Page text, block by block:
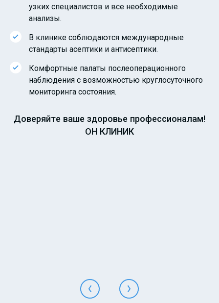
узких специалистов и все необходимые
анализы.
В клинике соблюдаются международные
стандарты асептики и антисептики.
Комфортные палаты послеоперационного
наблюдения с возможностью круглосуточного
мониторинга состояния.
Доверяйте ваше здоровье профессионалам!
ОН КЛИНИК